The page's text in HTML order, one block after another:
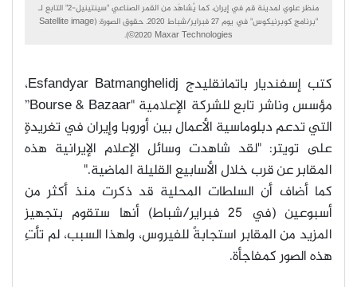
منظر علوي لمدينة قم في إيران، كما يُشاهَد من القمر الصناعي "سينتينيل-2" التابع لـ
"برنامج كوبرنيكوس" في يوم 27 فبراير/شباط 2020. حقوق الصورة: (Satellite image
©2020 Maxar Technologies).
كتب إسفندیار باتمانقلیدج
،
مؤسس وناشر تابع للشركة الإعلامية "Bourse & Bazaar”
التي تدعم دبلوماسية الأعمال بين أوروبا وإيران في تغريدةٍ
على تويتر: "لقد شاهدت وسائل الإعلام الإيرانية هذه
المقابر عن قرب خلال الأسابيع القليلة الماضية."
كما أضاف أن السلطات المحلية قد ذكرت منذ أكثر من
أسبوعين (في 25 فبراير/شباط) أنها ستقوم بتجهيز
المزيد من المقابر استجابةً للفيروس، ولهذا السبب، لم تأتِ
هذه الصور كمفاجأة.